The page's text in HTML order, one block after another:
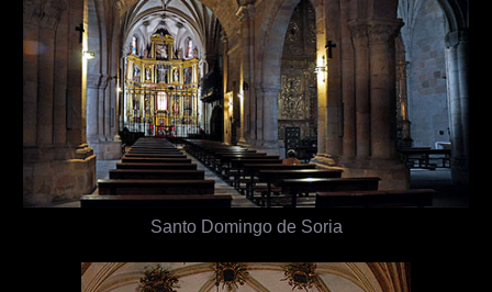
Santo Domingo de Soria